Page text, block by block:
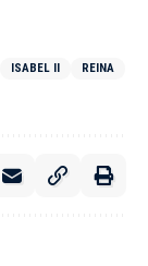
ISABEL II
REINA